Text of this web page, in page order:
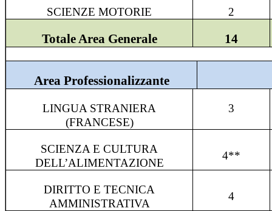
SCIENZE MOTORIE 2
Totale Area Generale 14
Area Professionalizzante
LINGUA STRANIERA
(FRANCESE)
3
SCIENZA E CULTURA
DELL’ALIMENTAZIONE
4**
DIRITTO E TECNICA
AMMINISTRATIVA
4